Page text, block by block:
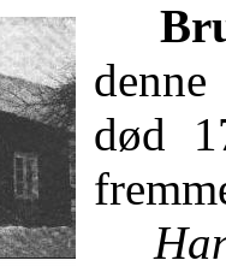
død